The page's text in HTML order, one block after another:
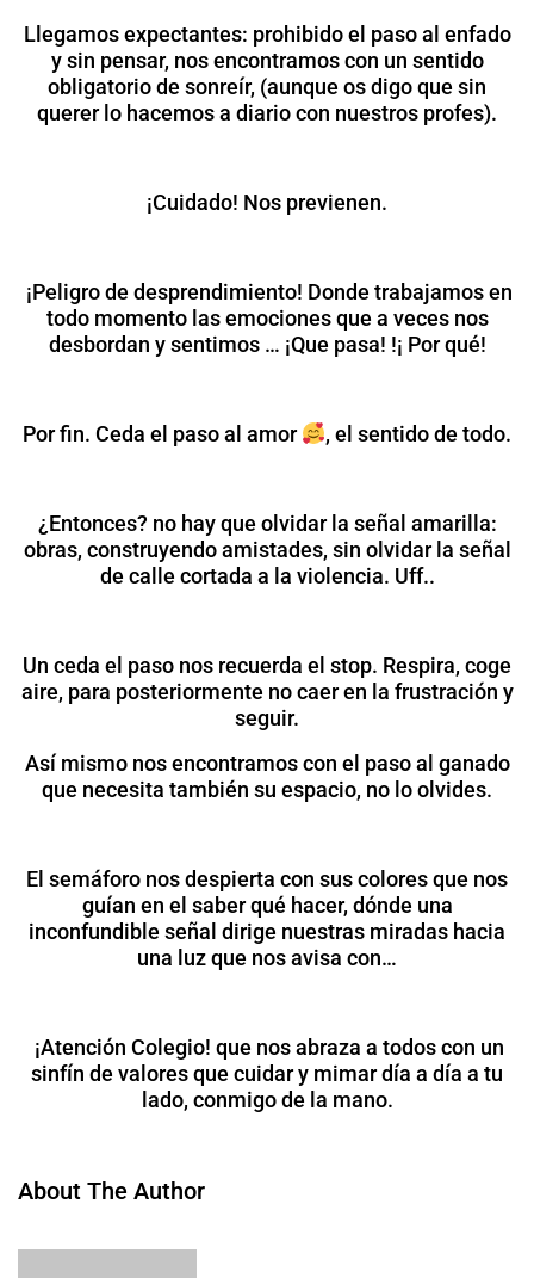
Llegamos expectantes: prohibido el paso al enfado
y sin pensar, nos encontramos con un sentido
obligatorio de sonreír, (aunque os digo que sin
querer lo hacemos a diario con nuestros profes).
¡Cuidado! Nos previenen.
¡Peligro de desprendimiento! Donde trabajamos en
todo momento las emociones que a veces nos
desbordan y sentimos … ¡Que pasa! !¡ Por qué!
Por fin. Ceda el paso al amor , el sentido de todo.
¿Entonces? no hay que olvidar la señal amarilla:
obras, construyendo amistades, sin olvidar la señal
de calle cortada a la violencia. Uff..
Un ceda el paso nos recuerda el stop. Respira, coge
aire, para posteriormente no caer en la frustración y
seguir.
Así mismo nos encontramos con el paso al ganado
que necesita también su espacio, no lo olvides.
El semáforo nos despierta con sus colores que nos
guían en el saber qué hacer, dónde una
inconfundible señal dirige nuestras miradas hacia
una luz que nos avisa con…
¡Atención Colegio! que nos abraza a todos con un
sinfín de valores que cuidar y mimar día a día a tu
lado, conmigo de la mano.
About The Author